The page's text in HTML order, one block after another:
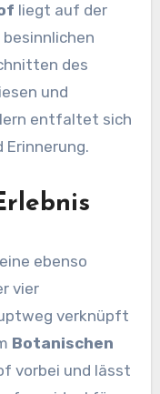
liegt auf der
des
und
entfaltet sich
Erinnerung.
ebenso
vier
verknüpft
Botanischen
vorbei und lässt